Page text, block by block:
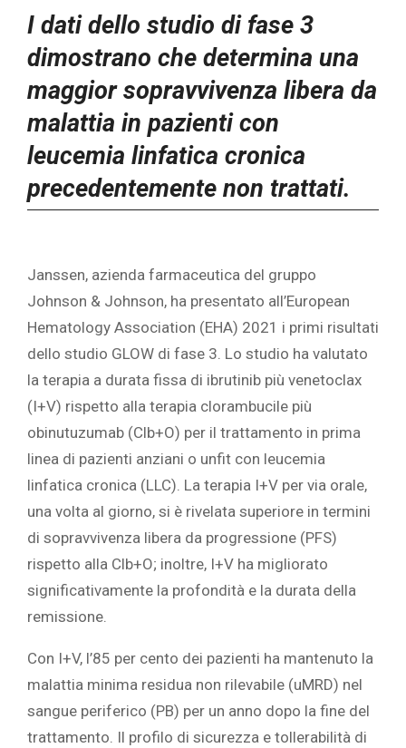
I dati dello studio di fase 3
dimostrano che determina una
maggior sopravvivenza libera da
malattia in pazienti con
leucemia linfatica cronica
precedentemente non trattati.
Janssen, azienda farmaceutica del gruppo
Johnson & Johnson, ha presentato all’European
Hematology Association (EHA) 2021 i primi risultati
dello studio GLOW di fase 3. Lo studio ha valutato
la terapia a durata fissa di ibrutinib più venetoclax
(I+V) rispetto alla terapia clorambucile più
obinutuzumab (Clb+O) per il trattamento in prima
linea di pazienti anziani o unfit con leucemia
linfatica cronica (LLC). La terapia I+V per via orale,
una volta al giorno, si è rivelata superiore in termini
di sopravvivenza libera da progressione (PFS)
rispetto alla Clb+O; inoltre, I+V ha migliorato
significativamente la profondità e la durata della
remissione.
Con I+V, l’85 per cento dei pazienti ha mantenuto la
malattia minima residua non rilevabile (uMRD) nel
sangue periferico (PB) per un anno dopo la fine del
trattamento. Il profilo di sicurezza e tollerabilità di